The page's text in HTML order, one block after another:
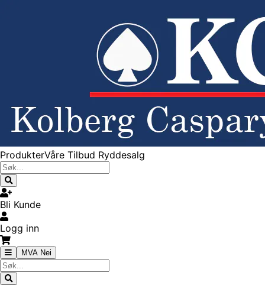
ProdukterVåre Tilbud Ryddesalg
Bli Kunde
Logg inn
MVA Nei